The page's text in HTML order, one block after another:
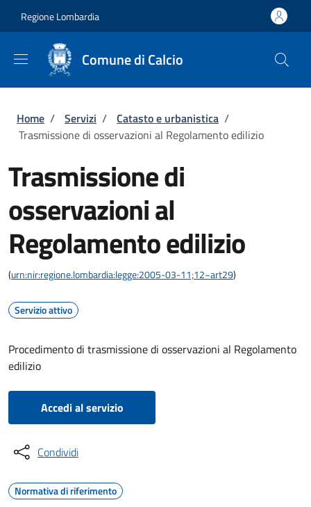
Regione Lombardia
Comune di Calcio
Briciole di pane
Home / Servizi / Catasto e urbanistica /
Trasmissione di osservazioni al Regolamento edilizio
Trasmissione di
osservazioni al
Regolamento edilizio
(urn:nir:regione.lombardia:legge:2005-03-11;12~art29)
Servizio attivo
Procedimento di trasmissione di osservazioni al Regolamento
edilizio
Accedi al servizio
Condividi
Normativa di riferimento